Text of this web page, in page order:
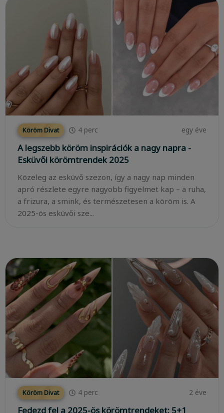
Köröm Divat 4 perc egy éve
A legszebb köröm inspirációk a nagy napra -
Esküvői körömtrendek 2025
Közeleg az esküvő szezon, így a nagy nap minden
apró részlete egyre nagyobb figyelmet kap – a ruha,
a frizura, a smink, és természetesen a köröm is. A
2025-ös esküvői sze...
Köröm Divat 4 perc 2 éve
Fedezd fel a 2025-ös körömtrendeket: 5+1